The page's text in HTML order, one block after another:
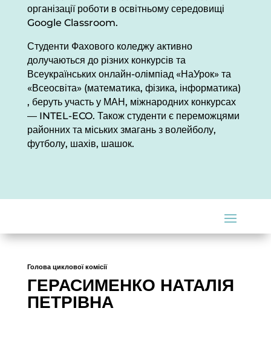
організації роботи в освітньому середовищі
Google Classroom.
Студенти Фахового коледжу активно
долучаються до різних конкурсів та
Всеукраїнських онлайн-олімпіад «НаУрок» та
«Всеосвіта» (математика, фізика, інформатика)
, беруть участь у МАН, міжнародних конкурсах
— INTEL-ECO. Також студенти є переможцями
районних та міських змагань з волейболу,
футболу, шахів, шашок.
Голова циклової комісії
ГЕРАСИМЕНКО НАТАЛІЯ
ПЕТРІВНА